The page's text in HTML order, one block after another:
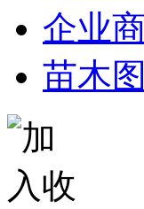
企业
苗木